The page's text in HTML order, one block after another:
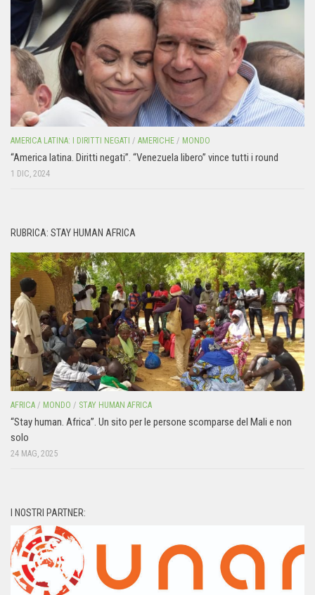
AMERICA LATINA: I DIRITTI NEGATI / AMERICHE / MONDO
“America latina. Diritti negati”. “Venezuela libero” vince tutti i round
1 DIC, 2024
RUBRICA: STAY HUMAN AFRICA
AFRICA / MONDO / STAY HUMAN AFRICA
“Stay human. Africa”. Un sito per le persone scomparse del Mali e non
solo
24 MAG, 2025
I NOSTRI PARTNER: